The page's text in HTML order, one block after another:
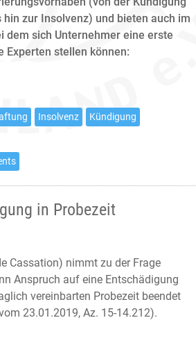
zur Insolvenz) und bieten auch im
dem sich Unternehmer eine erste
Experten stellen können:
Insolvenz
Kündigung
in Probezeit
Cassation) nimmt zu der Frage
Anspruch auf eine Entschädigung
vereinbarten Probezeit beendet
23.01.2019, Az. 15-14.212).